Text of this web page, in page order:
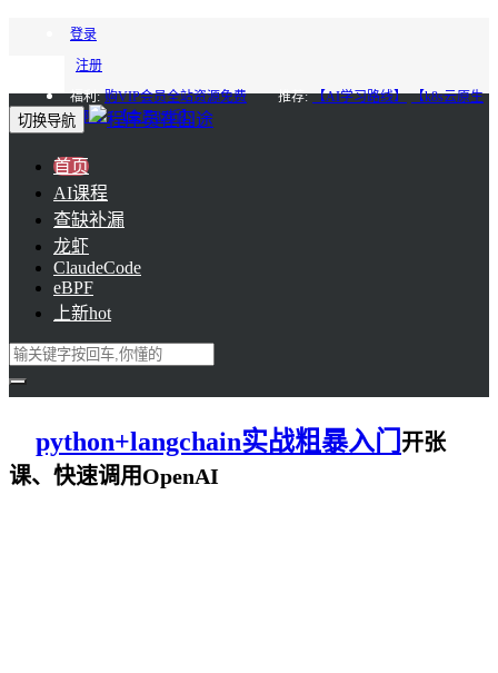
登录
注册
福利: 购VIP会员全站资源免费 推荐: 【AI学习路线】 【k8s云原生
进阶】 【会员85折】
切换导航
首页
AI课程
查缺补漏
龙虾
ClaudeCode
eBPF
上新hot
python+langchain实战粗暴入门
开张
课、快速调用OpenAI